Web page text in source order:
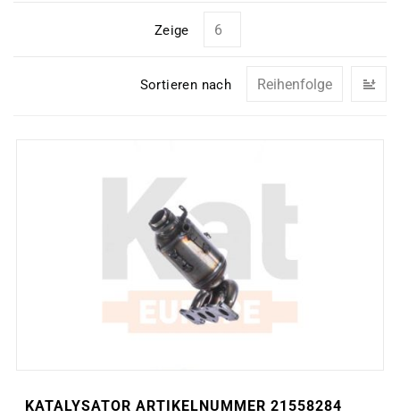
Zeige
Sortieren nach
KATALYSATOR ARTIKELNUMMER 21558284